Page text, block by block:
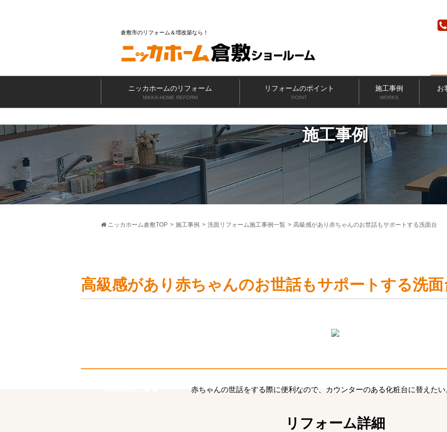
倉敷市のリフォーム＆増改築なら
ニッカホームのリフォーム
NIKKA-HOME REFORM
リフォームのポイント
POINT
施工事例
WORKS
お
施工事例
ニッカホーム倉敷TOP > 施工事例 > 洗面リフォーム施工事例一覧 > 高級感があり赤ちゃんのお世話もサポートする洗面台
高級感があり赤ちゃんのお世話もサポートする洗面
赤ちゃんの世話をする際に便利なので、カウンターのある化粧台に替えた
リフォーム詳細